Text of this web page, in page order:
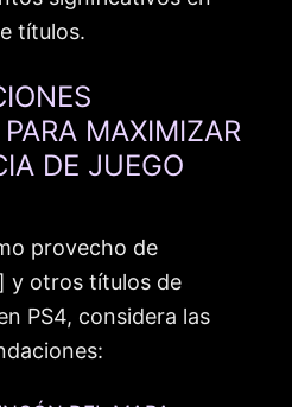
títulos.
MAXIMIZAR
DE JUEGO
provecho de
y otros títulos de
PS4, considera las